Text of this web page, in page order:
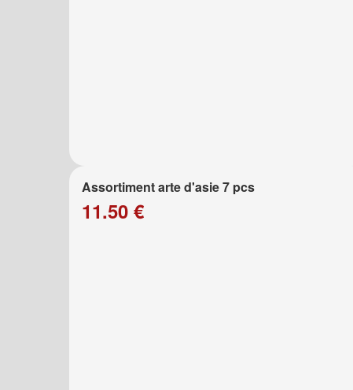
Assortiment arte d'asie 7 pcs
11.50 €